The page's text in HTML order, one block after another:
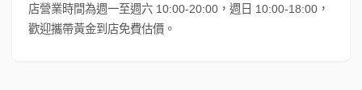
店營業時間為週一至週六 10:00-20:00，週日 10:00-18:00，
歡迎攜帶黃金到店免費估價。